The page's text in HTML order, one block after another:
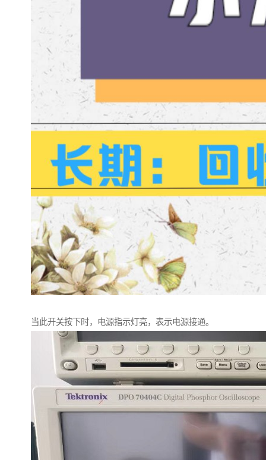
当此开关按下时，电源指示灯亮，表示电源接通。